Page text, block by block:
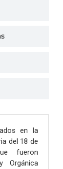
en la
del 18 de
fueron
Orgánica